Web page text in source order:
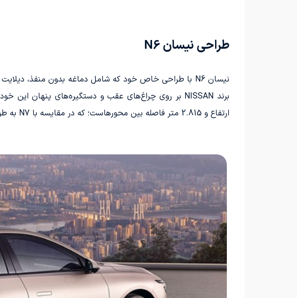
طراحی نیسان N6
ارتفاع و 2.815 متر فاصله بین محورهاست؛ که در مقایسه با N7 به طور کلی کوچک‌تر است.